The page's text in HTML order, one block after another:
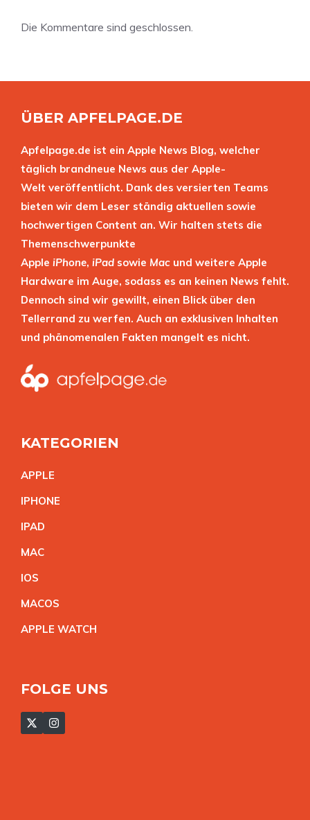
Die Kommentare sind geschlossen.
ÜBER APFELPAGE.DE
Apfelpage.de ist ein Apple News Blog, welcher
täglich brandneue News aus der Apple-
Welt veröffentlicht. Dank des versierten Teams
bieten wir dem Leser ständig aktuellen sowie
hochwertigen Content an. Wir halten stets die
Themenschwerpunkte
Apple iPhone, iPad sowie Mac und weitere Apple
Hardware im Auge, sodass es an keinen News fehlt.
Dennoch sind wir gewillt, einen Blick über den
Tellerrand zu werfen. Auch an exklusiven Inhalten
und phänomenalen Fakten mangelt es nicht.
KATEGORIEN
APPLE
IPHONE
IPAD
MAC
IOS
MACOS
APPLE WATCH
FOLGE UNS